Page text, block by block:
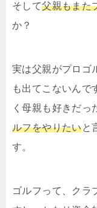
そして父親もまた
か？
実は父親がプロゴ
も出てこないんで
く母親も好きだっ
ルフをやりたいと
す。
ゴルフって、クラ